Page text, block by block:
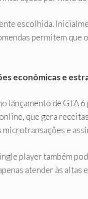
escolhida.
permitem que
econômicas e
lançamento de GTA
que gera
microtransações e
player também
atender às